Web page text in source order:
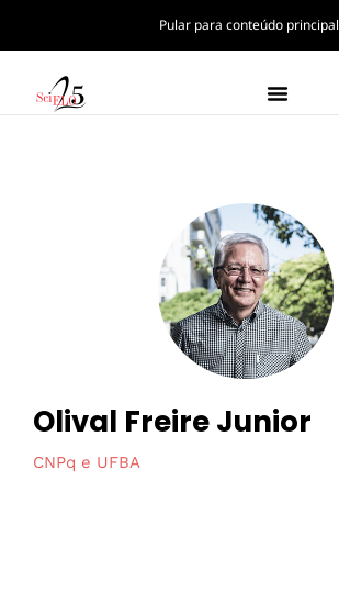
Pular para conteúdo principal
Olival Freire Junior
CNPq e UFBA